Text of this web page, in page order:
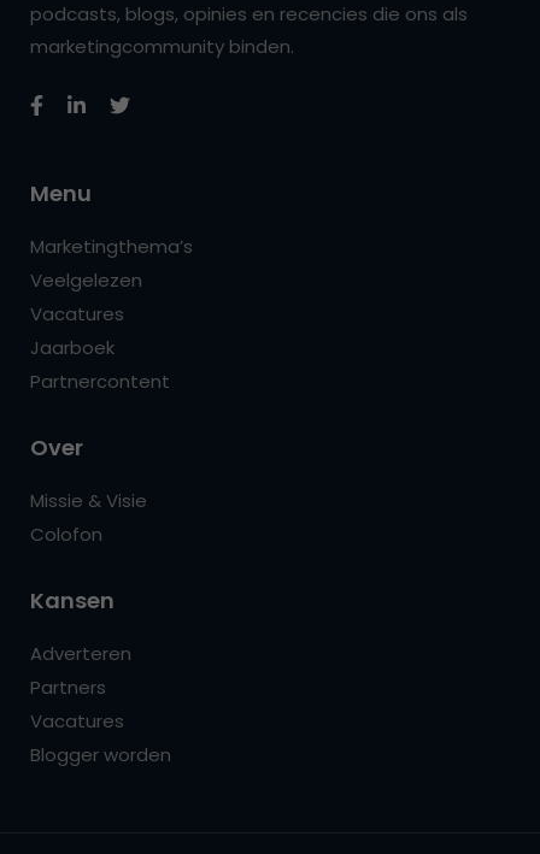
podcasts, blogs, opinies en recencies die ons als
marketingcommunity binden.
Menu
Marketingthema’s
Veelgelezen
Vacatures
Jaarboek
Partnercontent
Over
Missie & Visie
Colofon
Kansen
Adverteren
Partners
Vacatures
Blogger worden